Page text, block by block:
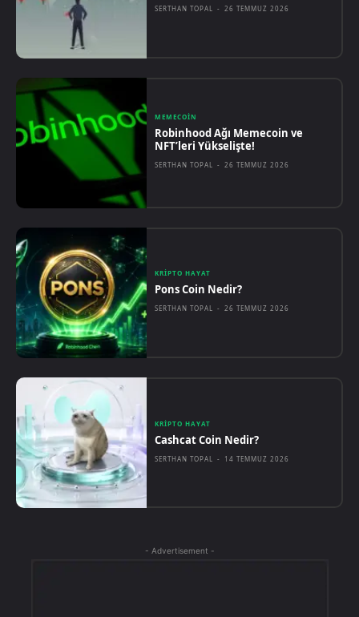
SERTHAN TOPAL - 26 TEMMUZ 2026
MEMECOIN
Robinhood Ağı Memecoin ve
NFT’leri Yükselişte!
SERTHAN TOPAL - 26 TEMMUZ 2026
KRIPTO HAYAT
Pons Coin Nedir?
SERTHAN TOPAL - 26 TEMMUZ 2026
KRIPTO HAYAT
Cashcat Coin Nedir?
SERTHAN TOPAL - 14 TEMMUZ 2026
- Advertisement -